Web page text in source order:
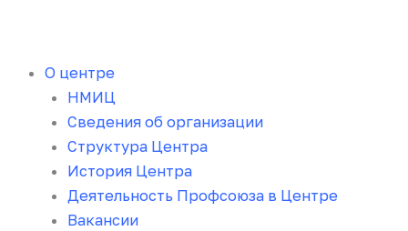
О центре
НМИЦ
Сведения об организации
Структура Центра
История Центра
Деятельность Профсоюза в Центре
Вакансии